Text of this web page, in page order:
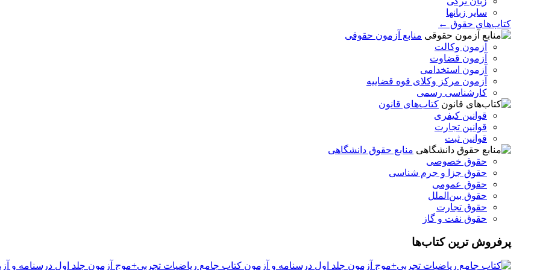
سایر زبانها
کتاب‌های حقوق ←
منابع آزمون حقوقی
آزمون وکالت
آزمون قضاوت
آزمون استخدامی
آزمون مرکز وکلای قوه قضاییه
کارشناسی رسمی
کتاب‌های قانون
قوانین کیفری
قوانین تجارت
قوانین ثبت
منابع حقوق دانشگاهی
حقوق خصوصی
حقوق جزا و جرم شناسی
حقوق عمومی
حقوق بین‌الملل
حقوق تجارت
حقوق نفت و گاز
پرفروش ترین کتاب‌ها
کتاب جامع ریاضیات تجربی+موج آزمون جلد اول درسنامه و